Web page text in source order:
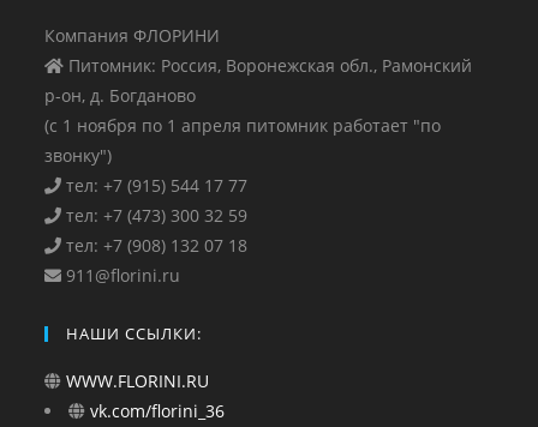
Компания ФЛОРИНИ
Питомник: Россия, Воронежская обл., Рамонский
р-он, д. Богданово
(с 1 ноября по 1 апреля питомник работает "по
звонку")
тел: +7 (915) 544 17 77
тел: +7 (473) 300 32 59
тел: +7 (908) 132 07 18
911@florini.ru
НАШИ ССЫЛКИ:
WWW.FLORINI.RU
vk.com/florini_36